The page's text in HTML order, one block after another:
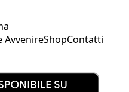
AvvenireShopContatti